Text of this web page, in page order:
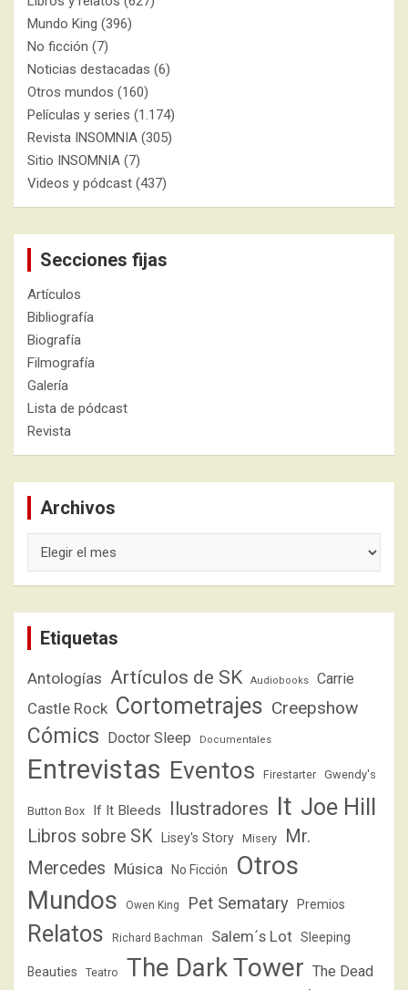
Mundo King (396)
No ficción (7)
Noticias destacadas (6)
Otros mundos (160)
Películas y series (1.174)
Revista INSOMNIA (305)
Sitio INSOMNIA (7)
Videos y pódcast (437)
Secciones fijas
Artículos
Bibliografía
Biografía
Filmografía
Galería
Lista de pódcast
Revista
Archivos
Etiquetas
Antologías Artículos de SK Audiobooks Carrie
Castle Rock Cortometrajes Creepshow
Cómics Doctor Sleep Documentales
Entrevistas Eventos Firestarter Gwendy's
Button Box If It Bleeds Ilustradores It Joe Hill
Libros sobre SK Lisey's Story Misery
Mr.
Mercedes Música No Ficción
Otros
Mundos
Owen King Pet Sematary Premios
Relatos Richard Bachman Salem´s Lot Sleeping
Beauties Teatro The Dark Tower The Dead